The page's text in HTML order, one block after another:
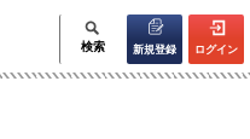
検索 新規登録 ログイン